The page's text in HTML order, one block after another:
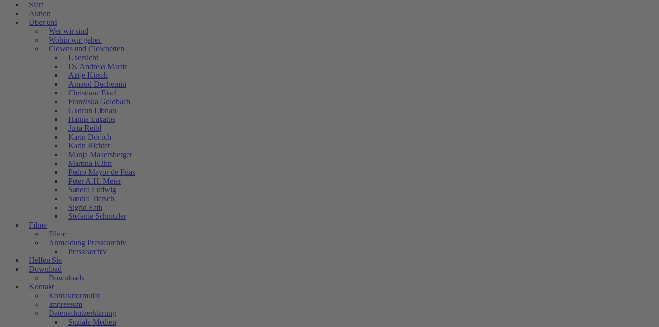
Start
Aktion
Über uns
Wer wir sind
Wohin wir gehen
Clowns und Clownetten
Übersicht
Dr. Andreas Martin
Antje Kirsch
Arnaud Duchemin
Christiane Eisel
Franziska Goldbach
Gudrun Libnau
Hanna Lakatos
Jutta Reibl
Karin Dörlich
Karin Richter
Manja Mauersberger
Martina Kühn
Pedro Mayor de Frias
Peter A.H. Meier
Sandra Ludwig
Sandra Tiersch
Sigrid Fath
Stefanie Schnitzler
Filme
Filme
Anmeldung Pressearchiv
Pressearchiv
Helfen Sie
Download
Downloads
Kontakt
Kontaktformular
Impressum
Datenschutzerklärung
Soziale Medien